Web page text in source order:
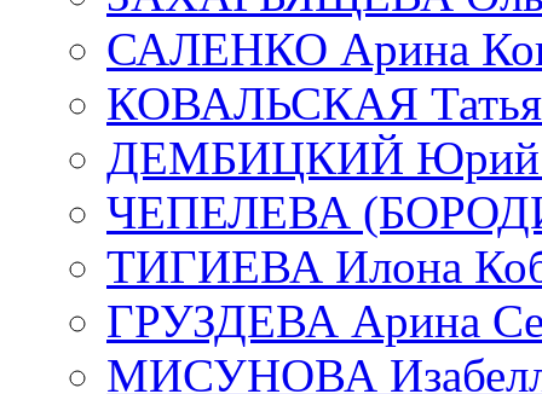
САЛЕНКО Арина
КОВАЛЬСКАЯ
ДЕМБИЦКИЙ Юрий
ЧЕПЕЛЕВА
ТИГИЕВА Илона
ГРУЗДЕВА Арина
МИСУНОВА